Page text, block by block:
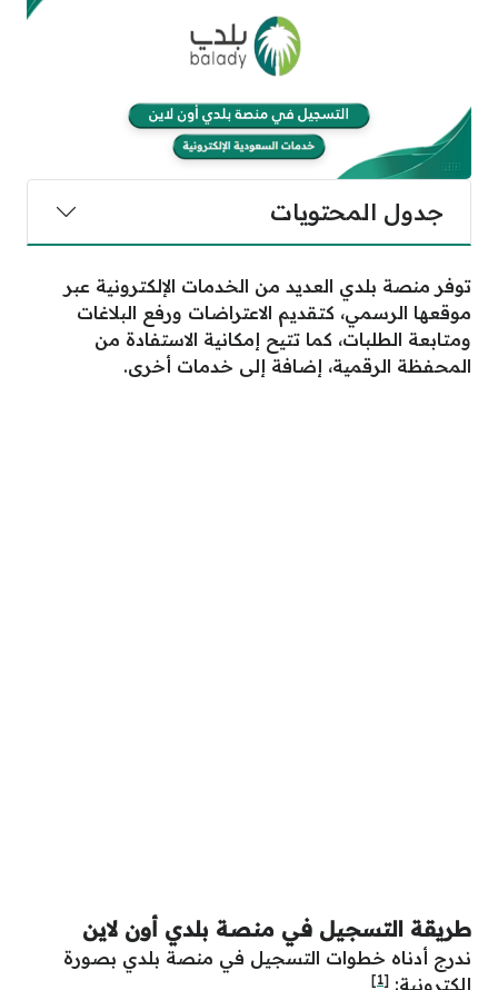
جدول المحتويات
توفر منصة بلدي العديد من الخدمات الإلكترونية عبر
موقعها الرسمي، كتقديم الاعتراضات ورفع البلاغات
ومتابعة الطلبات، كما تتيح إمكانية الاستفادة من
المحفظة الرقمية، إضافة إلى خدمات أخرى.
طريقة التسجيل في منصة بلدي أون لاين
ندرج أدناه خطوات التسجيل في منصة بلدي بصورة
إلكترونية: [1]